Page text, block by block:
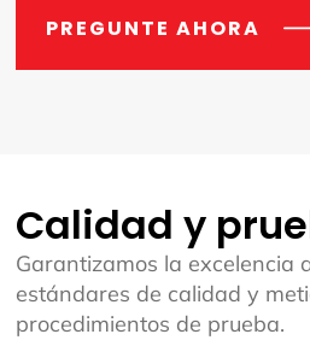
PREGUNTE AHORA
Calidad y
Garantizamos la excelencia
estándares de calidad y
procedimientos de prueba.